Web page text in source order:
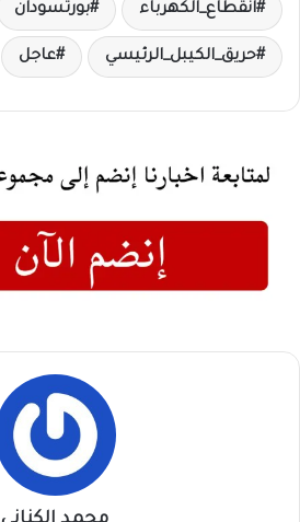
انقطاع_الكهرباء بورتسودان
حريق_الكيبل_الرئيسي عاجل